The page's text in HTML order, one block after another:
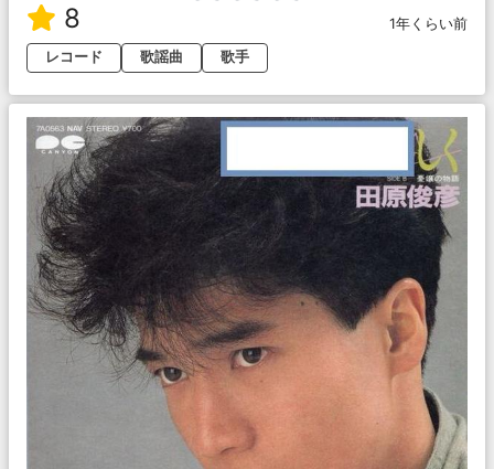
8
1年くらい前
レコード
歌謡曲 歌手